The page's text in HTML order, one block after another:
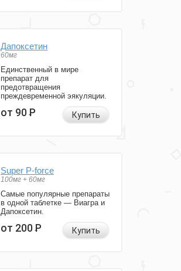
Дапоксетин
60мг
Единственный в мире
препарат для
предотвращения
преждевременной эякуляции.
от 90Р Купить
Super P-force
100мг + 60мг
Самые популярные препараты
в одной таблетке — Виагра и
Дапоксетин.
от 200Р Купить